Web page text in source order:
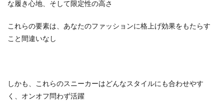
な履き心地、そして限定性の高さ
これらの要素は、あなたのファッションに格上げ効果をもたらす
こと間違いなし
しかも、これらのスニーカーはどんなスタイルにも合わせやす
く、オンオフ問わず活躍